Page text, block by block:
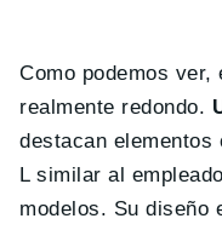
Como podemos ver,
realmente redondo.
destacan elementos
L similar al
modelos. Su diseño